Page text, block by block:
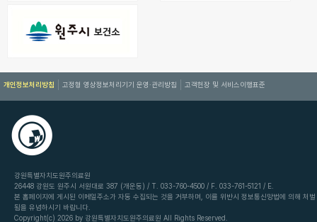
개인정보처리방침 고정형 영상정보처리기기 운영·관리방침 고객헌장 및 서비스이행표준
강원특별자치도원주의료원
26448 강원도 원주시 서원대로 387 (개운동) / T. 033-760-4500 / F. 033-761-5121 / E.
본 홈페이지에 게시된 이메일주소가 자동 수집되는 것을 거부하며, 이를 위반시 정보통신망법에 의해 처벌
됨을 유념하시기 바랍니다.
Copyright(c) 2026 by 강원특별자치도원주의료원 All Rights Reserved.